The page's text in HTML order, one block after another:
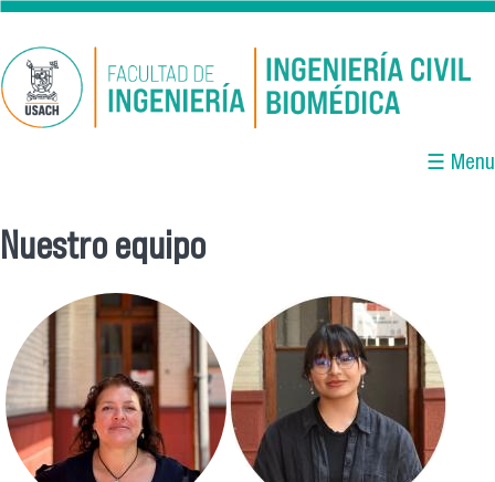
Pasar al contenido principal
☰ Menu
Se encuentra usted aquí
Nuestro equipo